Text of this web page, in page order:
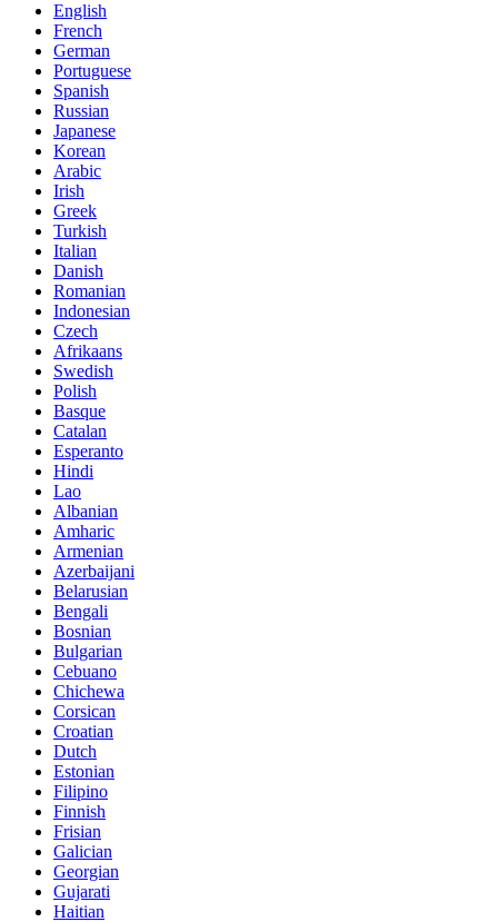
English
French
German
Portuguese
Spanish
Russian
Japanese
Korean
Arabic
Irish
Greek
Turkish
Italian
Danish
Romanian
Indonesian
Czech
Afrikaans
Swedish
Polish
Basque
Catalan
Esperanto
Hindi
Lao
Albanian
Amharic
Armenian
Azerbaijani
Belarusian
Bengali
Bosnian
Bulgarian
Cebuano
Chichewa
Corsican
Croatian
Dutch
Estonian
Filipino
Finnish
Frisian
Galician
Georgian
Gujarati
Haitian